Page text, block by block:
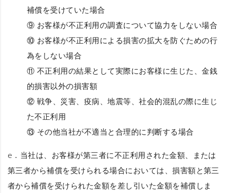
補償を受けていた場合
⑨ お客様が不正利用の調査について協力をしない場合
⑩ お客様が不正利用による損害の拡大を防ぐための行
為をしない場合
⑪ 不正利用の結果として実際にお客様に生じた、金銭
的損害以外の損害額
⑫ 戦争、災害、疫病、地震等、社会的混乱の際に生じ
た不正利用
⑬ その他当社が不適当と合理的に判断する場合
e．当社は、お客様が第三者に不正利用された金額、または
第三者から補償を受けられる場合においては、損害額と第三
者から補償を受けられた金額を差し引いた金額を補償しま